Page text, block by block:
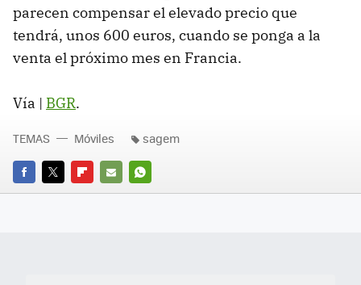
parecen compensar el elevado precio que
tendrá, unos 600 euros, cuando se ponga a la
venta el próximo mes en Francia.
Vía | BGR.
FACEBOOK
TWITTERFLIPBOARD
E-
WHATSAPP
TEMAS Móviles sagem